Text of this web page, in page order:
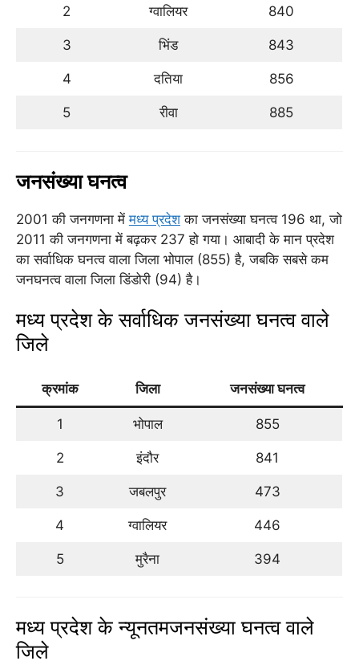
2 ग्वालियर 840
3 भिंड 843
4 दतिया 856
5 रीवा 885
जनसंख्या घनत्व
2001 की जनगणना मेंमध्य प्रदेशका जनसंख्या घनत्व 196 था, जो
2011 की जनगणना में बढ़कर 237 हो गया। आबादी के मान प्रदेश
का सर्वाधिक घनत्व वाला जिला भोपाल (855) है, जबकि सबसे कम
जनघनत्व वाला जिला डिंडोरी (94) है।
मध्य प्रदेश के सर्वाधिक जनसंख्या घनत्व वाले
जिले
क्रमांक जिला जनसंख्या घनत्व
1 भोपाल 855
2 इंदौर 841
3 जबलपुर 473
4 ग्वालियर 446
5 मुरैना 394
मध्य प्रदेश के न्यूनतमजनसंख्या घनत्व वाले
जिले